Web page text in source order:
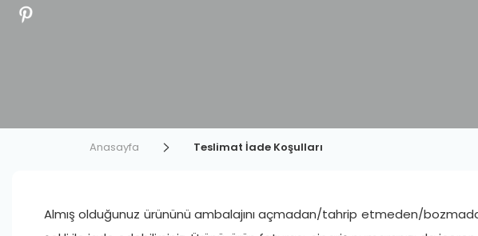
Anasayfa Teslimat İade Koşulları
Almış olduğunuz ürününü ambalajını açmadan/tahrip etmeden/